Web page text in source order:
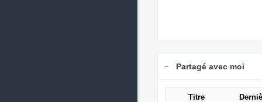
Partagé avec moi
Titre